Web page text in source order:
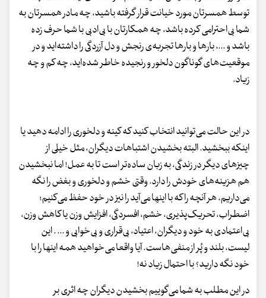
توسط همسرتان مورد خیانت قرار گرفته باشید، چه مادر همسرتان به
شما بی‌احترامی کرده باشد، چه همکارتان با بی‌ادبی با شما حرف زده
باشد و ...، بارها و بارها تجربه‌ی رنجش و دل آزردگی را داشته‌اید و در
موقعیت‌های گوناگون دلخور و رنجیده خاطر شده‌اید، چه کم و چه
زیاد.
در این حالت می‌توانید انتخاب کنید که کینه و دلخوری را ادامه دهید یا
اینکه ببخشید. البته بخشیدن اشتباهات دیگران، مثل خیلی از
چیزهای دیگر در زندگی، به زبان ساده‌تر است تا به عمل! اما نبخشیدن
هم هزینه‌های خودش را دارد. وقتی خشم و دلخوری و بغض را نگه
می‌داریم، هر آنچه را که با اینها می‌آید را نیز در خود حفظ می‌کنیم؛
اضطراب، تحریک‌پذیری، خشم، افسردگی، افزایش وزن یا کاهش وزن،
بی‌اعتمادی به خود و دیگران، اعتیاد، بی‌قراری و بی‌خوابی و ... . این
لیست، بلند و پُر از منفی‌هاست. آیا واقعا می‌خواهید همه اینها را با
خود نگه دارید؟ با احتمال زیاد نه!
در این مطلب به شما می‌گوییم بخشیدن دیگران چه اثری بر